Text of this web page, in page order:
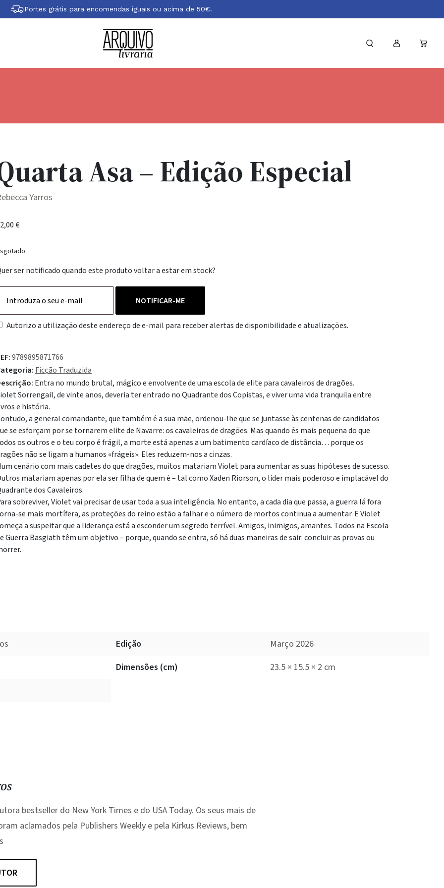
Portes grátis para encomendas iguais ou acima de 50€.
Asa – Edição Especial
Yarros
€
ser notificado quando este produto voltar a estar em stock?
NOTIFICAR-ME
Autorizo a utilização deste endereço de e-mail para receber alertas de disponibilidade e atualizações.
9789895871766
Ficção Traduzida
Entra no mundo brutal, mágico e envolvente de uma escola de elite para cavaleiros de dragões.
Sorrengail, de vinte anos, deveria ter entrado no Quadrante dos Copistas, e viver uma vida tranquila entre
e história.
a general comandante, que também é a sua mãe, ordenou-lhe que se juntasse às centenas de candidatos
se esforçam por se tornarem elite de Navarre: os cavaleiros de dragões. Mas quando és mais pequena do que
os outros e o teu corpo é frágil, a morte está apenas a um batimento cardíaco de distância… porque os
não se ligam a humanos «frágeis». Eles reduzem-nos a cinzas.
cenário com mais cadetes do que dragões, muitos matariam Violet para aumentar as suas hipóteses de sucesso.
matariam apenas por ela ser filha de quem é – tal como Xaden Riorson, o líder mais poderoso e implacável do
dos Cavaleiros.
sobreviver, Violet vai precisar de usar toda a sua inteligência. No entanto, a cada dia que passa, a guerra lá fora
se mais mortífera, as proteções do reino estão a falhar e o número de mortos continua a aumentar. E Violet
a suspeitar que a liderança está a esconder um segredo terrível. Amigos, inimigos, amantes. Todos na Escola
Guerra Basgiath têm um objetivo – porque, quando se entra, só há duas maneiras de sair: concluir as provas ou
Edição
Março 2026
Dimensões (cm)
23.5 × 15.5 × 2 cm
bestseller do New York Times e do USA Today. Os seus mais de
aclamados pela Publishers Weekly e pela Kirkus Reviews, bem